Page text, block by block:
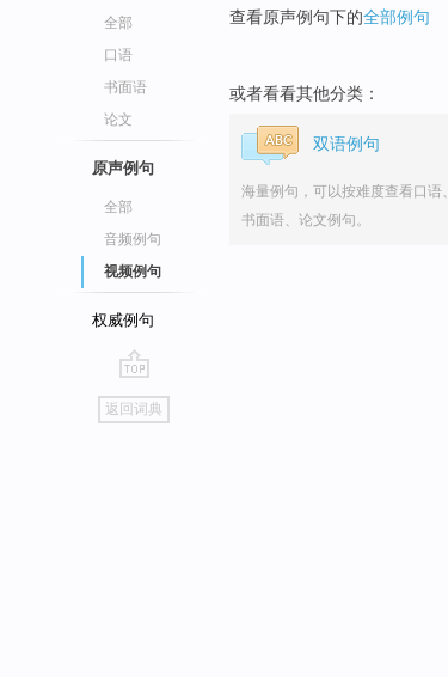
全部
口语
书面语
论文
原声例句
全部
音频例句
视频例句
权威例句
go
top
返回词典
查看原声例句下的全部例句
或者看看其他分类：
双语例句
海量例句，可以按难度查看口语、
书面语、论文例句。